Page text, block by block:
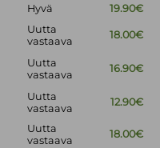
Hyvä 19.90€
Uutta
vastaava
18.00€
Uutta
vastaava
16.90€
Uutta
vastaava
12.90€
Uutta
vastaava
18.00€